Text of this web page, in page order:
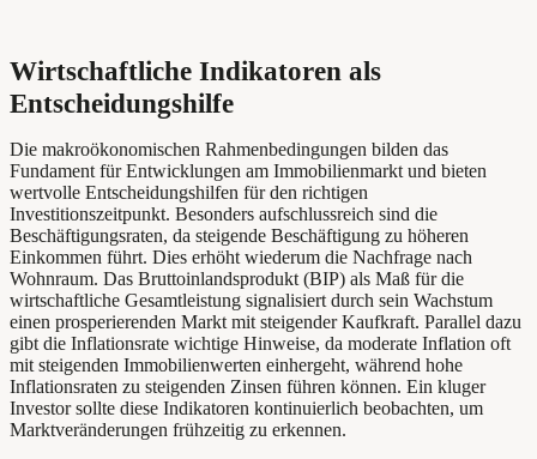
Wirtschaftliche Indikatoren als
Entscheidungshilfe
Die makroökonomischen Rahmenbedingungen bilden das
Fundament für Entwicklungen am Immobilienmarkt und bieten
wertvolle Entscheidungshilfen für den richtigen
Investitionszeitpunkt. Besonders aufschlussreich sind die
Beschäftigungsraten, da steigende Beschäftigung zu höheren
Einkommen führt. Dies erhöht wiederum die Nachfrage nach
Wohnraum. Das Bruttoinlandsprodukt (BIP) als Maß für die
wirtschaftliche Gesamtleistung signalisiert durch sein Wachstum
einen prosperierenden Markt mit steigender Kaufkraft. Parallel dazu
gibt die Inflationsrate wichtige Hinweise, da moderate Inflation oft
mit steigenden Immobilienwerten einhergeht, während hohe
Inflationsraten zu steigenden Zinsen führen können. Ein kluger
Investor sollte diese Indikatoren kontinuierlich beobachten, um
Marktveränderungen frühzeitig zu erkennen.